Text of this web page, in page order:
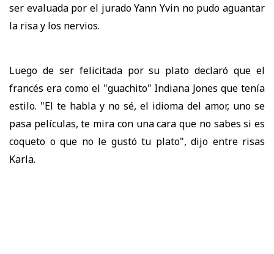
ser evaluada por el jurado Yann Yvin no pudo aguantar
la risa y los nervios.
Luego de ser felicitada por su plato declaró que el
francés era como el "guachito" Indiana Jones que tenía
estilo. "El te habla y no sé, el idioma del amor, uno se
pasa películas, te mira con una cara que no sabes si es
coqueto o que no le gustó tu plato", dijo entre risas
Karla.